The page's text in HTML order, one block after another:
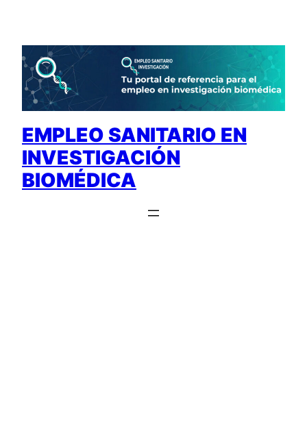
contenido
EMPLEO SANITARIO EN
INVESTIGACIÓN
BIOMÉDICA